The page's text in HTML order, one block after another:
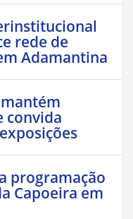
rede de
Adamantina
convida
programação
Capoeira em